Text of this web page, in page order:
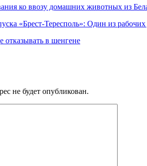
ко ввозу домашних животных из
«Брест-Тересполь»: Один из
отказывать в шенгене
не будет опубликован.